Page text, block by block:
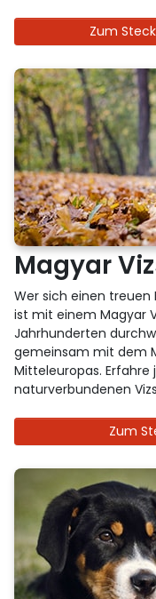
Zum
Magyar
Wer sich einen treuen
ist mit einem Magyar
Jahrhunderten
gemeinsam mit dem
Mitteleuropas.
naturverbundenen
Zum